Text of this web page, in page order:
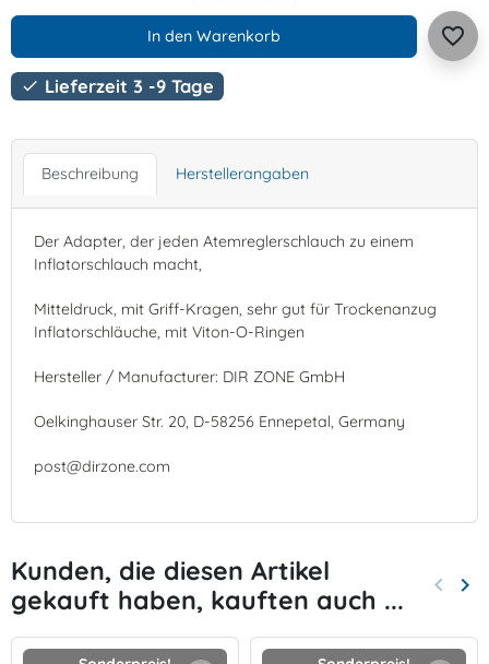
In den Warenkorb favorite_border
 Lieferzeit 3 -9 Tage
Beschreibung Herstellerangaben
Der Adapter, der jeden Atemreglerschlauch zu einem
Inflatorschlauch macht,
Mitteldruck, mit Griff-Kragen, sehr gut für Trockenanzug
Inflatorschläuche, mit Viton-O-Ringen
Hersteller / Manufacturer: DIR ZONE GmbH
Oelkinghauser Str. 20, D-58256 Ennepetal, Germany
post@dirzone.com
Kunden, die diesen Artikel
gekauft haben, kauften auch ...
Zurück
keyboard_arrow_left keyboard_arrow_right